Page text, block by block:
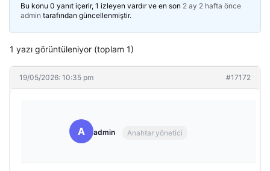
Bu konu 0 yanıt içerir, 1 izleyen vardır ve en son 2 ay 2 hafta önce
admin tarafından güncellenmiştir.
1 yazı görüntüleniyor (toplam 1)
19/05/2026: 10:35 pm #17172
A admin Anahtar yönetici